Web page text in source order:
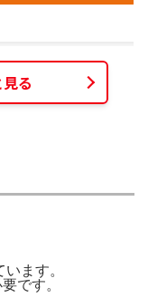
る
ます。
です。